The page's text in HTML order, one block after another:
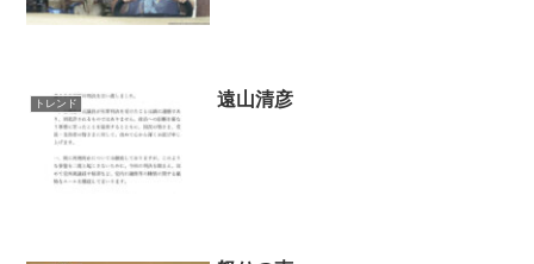
トレンド 遠山清彦